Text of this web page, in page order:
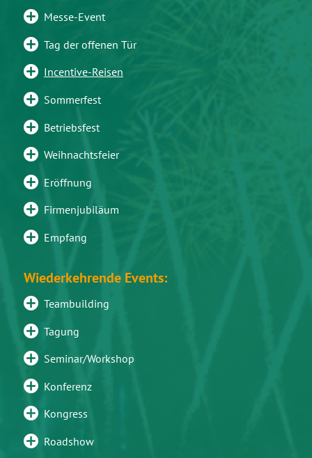
Messe-Event
Tag der offenen Tür
Incentive-Reisen
Sommerfest
Betriebsfest
Weihnachtsfeier
Eröffnung
Firmenjubiläum
Empfang
Wiederkehrende Events:
Teambuilding
Tagung
Seminar/Workshop
Konferenz
Kongress
Roadshow